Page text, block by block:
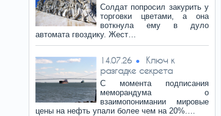
Солдат попросил закурить у
торговки цветами, а она
воткнула ему в дуло
автомата гвоздику. Жест…
14.07.26
Ключ к
разгадке секрета
С момента подписания
меморандума о
взаимопонимании мировые
цены на нефть упали более чем на 20%.…